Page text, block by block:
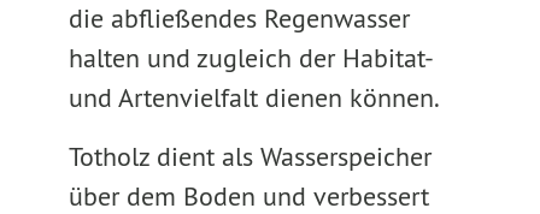
die abfließendes Regenwasser
halten und zugleich der Habitat-
und Artenvielfalt dienen können.
Totholz dient als Wasserspeicher
über dem Boden und verbessert